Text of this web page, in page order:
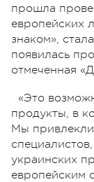
прошла
европейских
знаком»,
появилась
отмеченная
«Это
продукты, в
Мы
украинских
европейским